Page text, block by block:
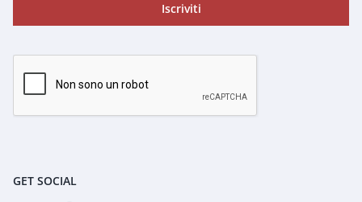
Iscriviti
GET SOCIAL